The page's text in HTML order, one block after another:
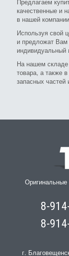
качественные и
в нашей
Используя свой
и предложат Вам
индивидуальный
На нашем складе
товара, а также
запасных частей
8-
8-
г.